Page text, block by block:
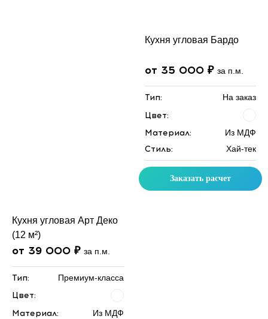
Кухня угловая Арт Деко
(12 м²)
от 39 000 ₽ за п.м.
Тип: Премиум-класса
Цвет:
Материал:
Из МДФ
Кухня угловая Бардо
от 35 000 ₽ за п.м.
Тип: На заказ
Цвет:
Материал:
Из МДФ
Стиль: Хай-тек
Заказать расчет